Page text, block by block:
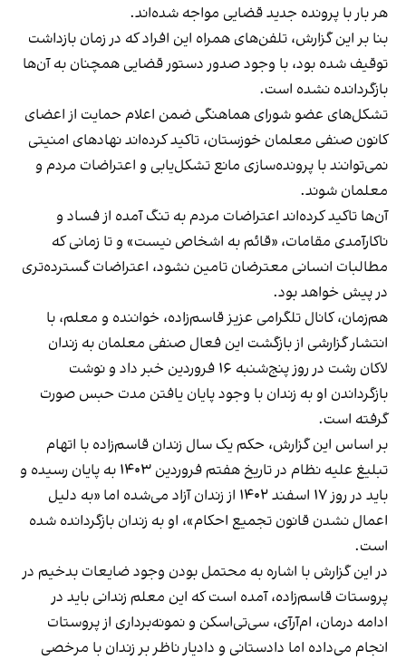
هر بار با پرونده جدید قضایی مواجه شده‌اند.
بنا بر این گزارش، تلفن‌های همراه این افراد که در زمان بازداشت
توقیف شده بود، با وجود صدور دستور قضایی همچنان به آن‌ها
بازگردانده نشده است.
تشکل‌های عضو شورای هماهنگی ضمن اعلام حمایت از اعضای
کانون صنفی معلمان خوزستان، تاکید کرده‌اند نهادهای امنیتی
نمی‌توانند با پرونده‌سازی مانع تشکل‌یابی و اعتراضات مردم و
معلمان شوند.
آن‌ها تاکید کرده‌اند اعتراضات مردم به تنگ آمده از فساد و
ناکارآمدی مقامات، «قائم به اشخاص نیست» و تا زمانی که
مطالبات انسانی معترضان تامین نشود، اعتراضات گسترده‌تری
در پیش خواهد بود.
هم‌زمان، کانال تلگرامی عزیز قاسم‌زاده، خواننده و معلم، با
انتشارگزارشی از بازگشت این فعال صنفی معلمان به زندان
لاکان رشت در روز پنج‌شنبه ۱۶ فروردین خبر داد و نوشت
بازگرداندن او به زندان با وجود پایان یافتن مدت حبس صورت
گرفته است.
بر اساس این گزارش، حکم یک سال زندان قاسم‌زاده با اتهام
تبلیغ علیه نظام در تاریخ هفتم فروردین ۱۴۰۳ به پایان رسیده و
باید در روز ۱۷ اسفند ۱۴۰۲ از زندان آزاد می‌شده اما «به دلیل
اعمال نشدن قانون تجمیع احکام»، او به زندان بازگردانده شده
است.
در این گزارش با اشاره به محتمل بودن وجود ضایعات بدخیم در
پروستات قاسم‌زاده، آمده است که این معلم زندانی باید در
ادامه درمان، ام‌آر‌آی، سی‌تی‌اسکن و نمونه‌برداری از پروستات
انجام می‌داده اما دادستانی و دادیار ناظر بر زندان با مرخصی